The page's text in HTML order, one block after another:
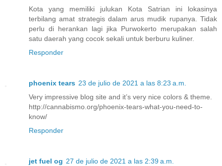
Kota yang memiliki julukan Kota Satrian ini lokasinya
terbilang amat strategis dalam arus mudik rupanya. Tidak
perlu di herankan lagi jika Purwokerto merupakan salah
satu daerah yang cocok sekali untuk berburu kuliner.
Responder
phoenix tears 23 de julio de 2021 a las 8:23 a.m.
Very impressive blog site and it’s very nice colors & theme.
http://cannabismo.org/phoenix-tears-what-you-need-to-
know/
Responder
jet fuel og 27 de julio de 2021 a las 2:39 a.m.